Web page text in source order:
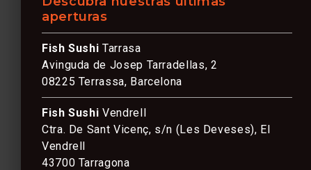
aperturas
Fish Sushi Tarrasa
Avinguda de Josep Tarradellas, 2
08225 Terrassa, Barcelona
Fish Sushi Vendrell
Ctra. De Sant Vicenç, s/n (Les Deveses), El
Vendrell
43700 Tarragona